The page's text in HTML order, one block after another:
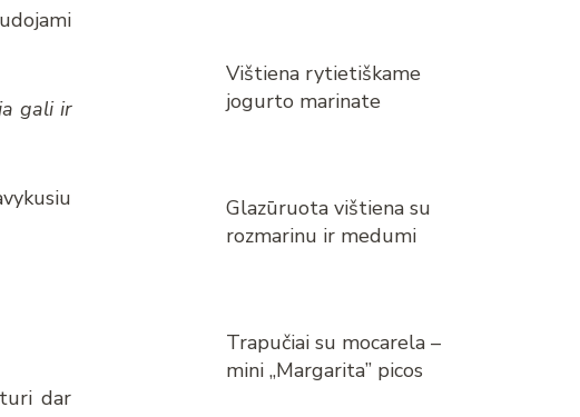
gali ir
dar
Vištiena rytietiškame
jogurto marinate
Glazūruota vištiena su
rozmarinu ir medumi
Trapučiai su mocarela –
mini „Margarita” picos